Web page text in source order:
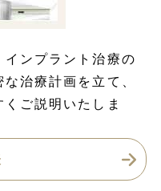
ンプラント治療の
治療計画を立て、
ご説明いたしま